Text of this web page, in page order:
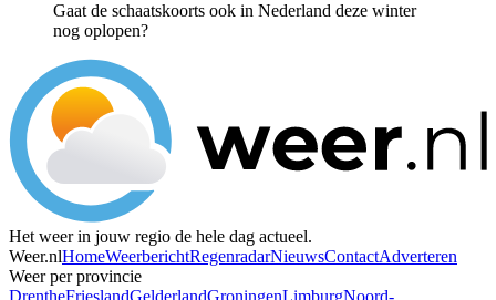
Gaat de schaatskoorts ook in Nederland deze winter
nog oplopen?
Het weer in jouw regio de hele dag actueel.
Weer.nlHomeWeerberichtRegenradarNieuwsContactAdverteren
Weer per provincie
DrentheFrieslandGelderlandGroningenLimburgNoord-